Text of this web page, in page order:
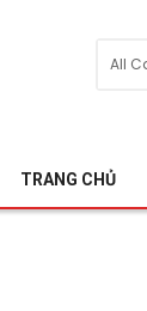
TRANG CHỦ